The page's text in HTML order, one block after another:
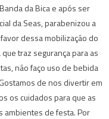
da Bica e após ser
da Seas, parabenizou a
dessa mobilização do
traz segurança para as
não faço uso de bebida
de nos divertir em
os cuidados para que as
ambientes de festa. Por